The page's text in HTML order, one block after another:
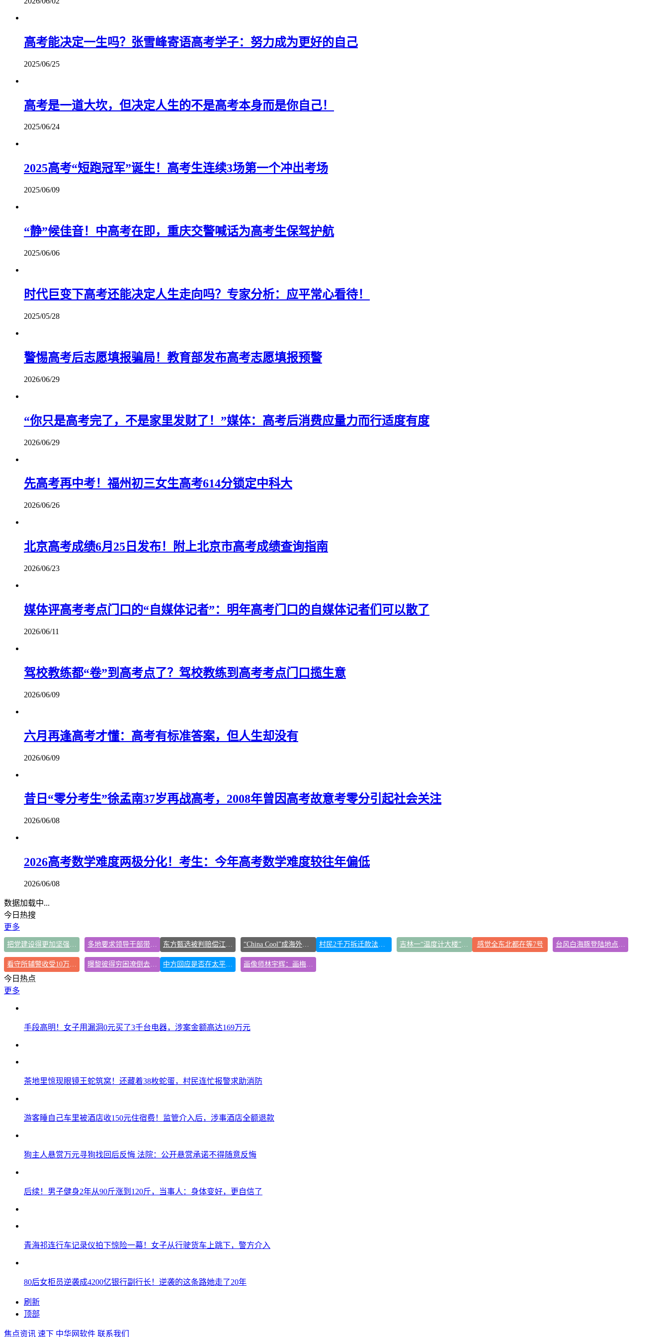
高考能决定一生吗？张雪峰寄语高考学子：努力成为更好的自己
2025/06/25
高考是一道大坎，但决定人生的不是高考本身而是你自己！
2025/06/24
2025高考“短跑冠军”诞生！高考生连续3场第一个冲出考场
2025/06/09
“静”候佳音！中高考在即，重庆交警喊话为高考生保驾护航
2025/06/06
时代巨变下高考还能决定人生走向吗？专家分析：应平常心看待！
2025/05/28
警惕高考后志愿填报骗局！教育部发布高考志愿填报预警
2026/06/29
“你只是高考完了，不是家里发财了！”媒体：高考后消费应量力而行适度有度
2026/06/29
先高考再中考！福州初三女生高考614分锁定中科大
2026/06/26
北京高考成绩6月25日发布！附上北京市高考成绩查询指南
2026/06/23
媒体评高考考点门口的“自媒体记者”：明年高考门口的自媒体记者们可以散了
2026/06/11
驾校教练都“卷”到高考点了？驾校教练到高考考点门口揽生意
2026/06/09
六月再逢高考才懂：高考有标准答案，但人生却没有
2026/06/09
昔日“零分考生”徐孟南37岁再战高考，2008年曾因高考故意考零分引起社会关注
2026/06/08
2026高考数学难度两极分化！考生：今年高考数学难度较往年偏低
2026/06/08
数据加载中...
今日热搜
更多
把党建设得更加坚强有力 多地要求领导干部带头休假 东方甄选被判赔偿江小白30万元 “China Cool”成海外热词 村民2千万拆迁款法院执行后仍拿不到 吉林一“温度计大楼”读数爆表 感觉全东北都在等7号 台风白海豚登陆地点更新
看守所辅警收受10万获刑1年 曝黎彼得穷困潦倒去世 儿子露面回应 中方回应是否在太平洋海底开采稀土 画像师林宇辉：画梅姨7年 想亲眼看看
今日热点
更多
手段高明！女子用漏洞0元买了3千台电器，涉案金额高达169万元
茶地里惊现眼镜王蛇筑窝！还藏着38枚蛇蛋，村民连忙报警求助消防
游客睡自己车里被酒店收150元住宿费！监管介入后，涉事酒店全额退款
狗主人悬赏万元寻狗找回后反悔 法院：公开悬赏承诺不得随意反悔
后续！男子健身2年从90斤涨到120斤，当事人：身体变好，更自信了
青海祁连行车记录仪拍下惊险一幕！女子从行驶货车上跳下，警方介入
80后女柜员逆袭成4200亿银行副行长！逆袭的这条路她走了20年
刷新
顶部
焦点资讯 速下 中华网软件 联系我们